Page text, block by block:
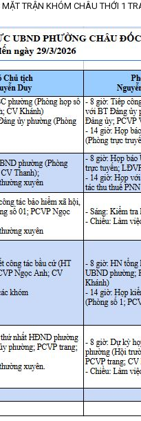
THỚI 1 TRAO QUÀ “TIẾP